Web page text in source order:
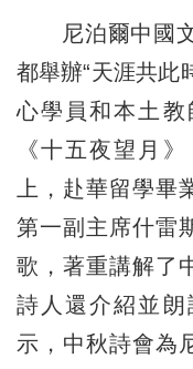
尼泊爾中國文
都舉辦“天涯共
心學員和本土教
《十五夜望月
上，赴華留學畢
第一副主席什雷
歌，著重講解了
詩人還介紹並
示，中秋詩會為